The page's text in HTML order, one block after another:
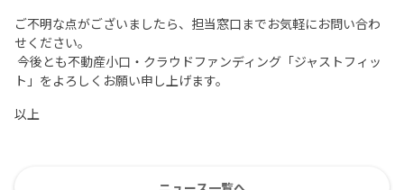
ご不明な点がございましたら、担当窓口までお気軽にお問い合わ
せください。
今後とも不動産小口・クラウドファンディング「ジャストフィッ
ト」をよろしくお願い申し上げます。
以上